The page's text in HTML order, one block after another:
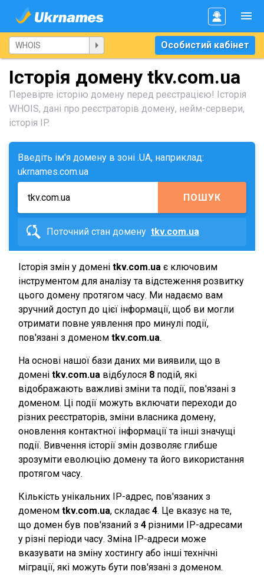
Особистий кабінет
Історія домену tkv.com.ua
Перевірте історію домену перед реєстрацією! Історія
WHOIS, дані про реєстраторів домену, нейм-сервери,
історія IP.
Введіть ім'я домену в зоні .UA, наприклад:
ukrnames.com.ua
ПОШУК
Поточний стан домену tkv.com.ua
Історія змін у домені tkv.com.ua є ключовим
інструментом для аналізу та відстеження розвитку
цього домену протягом часу. Ми надаємо вам
зручний доступ до цієї інформації, щоб ви могли
отримати повне уявлення про минулі події,
пов'язані з доменом tkv.com.ua.
На основі нашої бази даних ми виявили, що в
домені tkv.com.ua відбулося 8 подій, які
відображають важливі зміни та події, пов'язані з
доменом. Ці події можуть включати переходи до
різних реєстраторів, зміни власника домену,
оновлення контактної інформації та інші значущі
події. Вивчення історії змін дозволяє глибше
зрозуміти еволюцію домену та його використання
протягом часу.
Кількість унікальних IP-адрес, пов'язаних з
доменом tkv.com.ua, складає 4. Це вказує на те,
що домен був пов'язаний з 4 різними IP-адресами
у різні періоди часу. Зміна IP-адреси може
вказувати на зміну хостингу або інші технічні
міграції, які можуть бути пов'язані з доменом.